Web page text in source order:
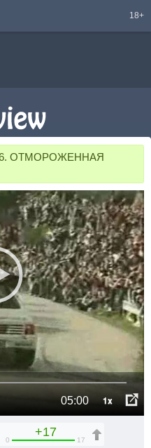
18+
16. ОТМОРОЖЕННАЯ
05:00 1x
+17
0 17